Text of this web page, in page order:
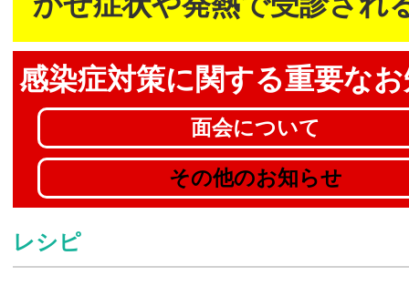
感染症対策に関する重要な
面会について
その他のお知らせ
レシピ